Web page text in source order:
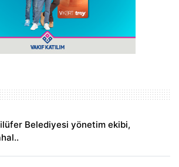
Belediyesi yönetim ekibi,